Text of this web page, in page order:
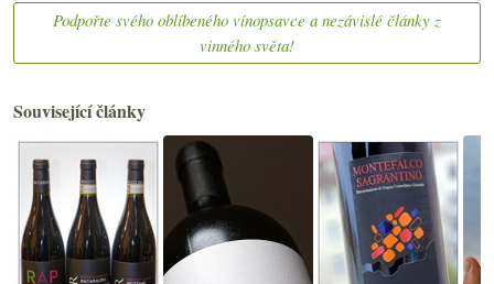
Podpořte svého oblíbeného vínopsavce a nezávislé články z
vinného světa!
Související články